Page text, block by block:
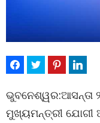
ଭୁବନେଶ୍ୱର:ଆସନ୍ତା
ମୁଖ୍ୟମନ୍ତ୍ରୀ ଯୋଗୀ